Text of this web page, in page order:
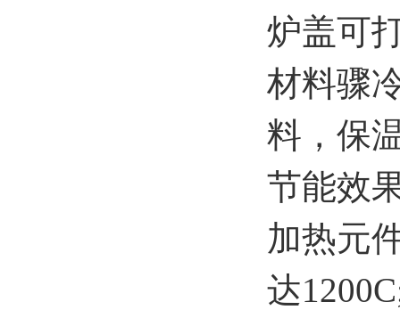
炉盖可
材料骤
料，保
节能效
加热元
达